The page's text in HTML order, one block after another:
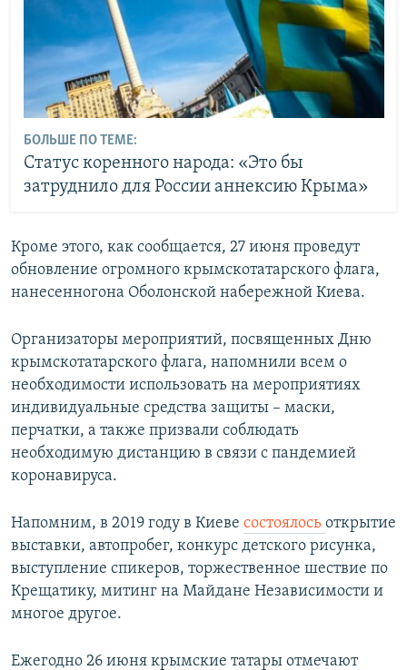
БОЛЬШЕ ПО ТЕМЕ:
Статус коренного народа: «Это бы
затруднило для России аннексию Крыма»
Кроме этого, как сообщается, 27 июня проведут
обновление огромного крымскотатарского флага,
нанесенногона Оболонской набережной Киева.
Организаторы мероприятий, посвященных Дню
крымскотатарского флага, напомнили всем о
необходимости использовать на мероприятиях
индивидуальные средства защиты – маски,
перчатки, а также призвали соблюдать
необходимую дистанцию в связи с пандемией
коронавируса.
Напомним, в 2019 году в Киеве состоялось открытие
выставки, автопробег, конкурс детского рисунка,
выступление спикеров, торжественное шествие по
Крещатику, митинг на Майдане Независимости и
многое другое.
Ежегодно 26 июня крымские татары отмечают